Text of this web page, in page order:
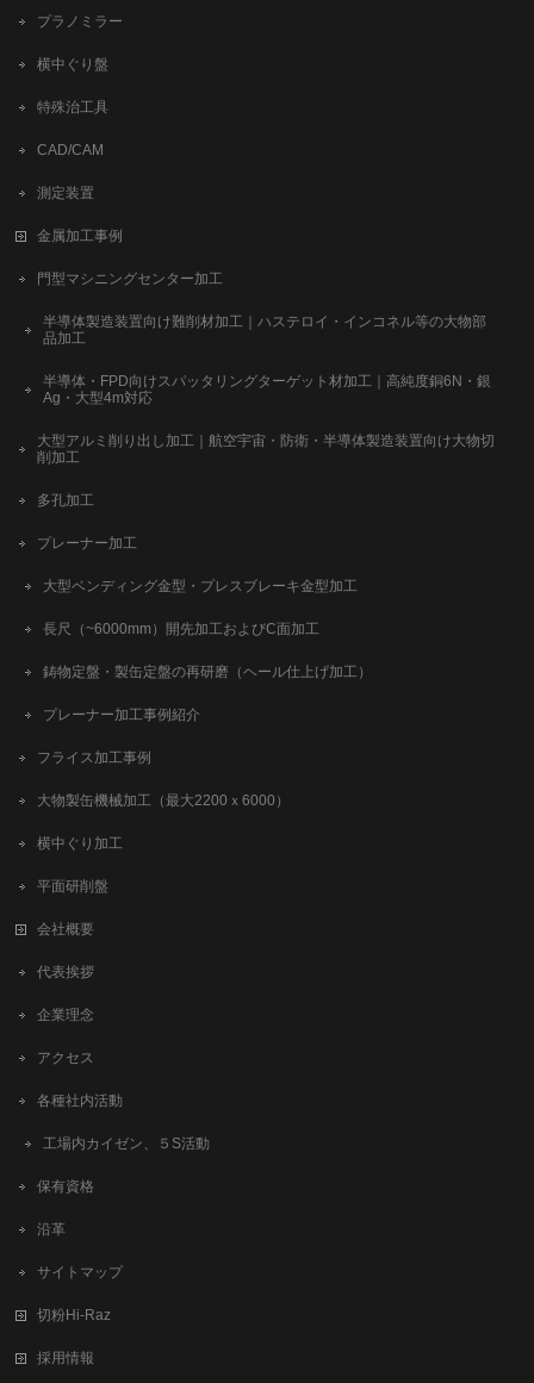
プラノミラー
横中ぐり盤
特殊治工具
CAD/CAM
測定装置
金属加工事例
門型マシニングセンター加工
半導体製造装置向け難削材加工｜ハステロイ・インコネル等の大物部
品加工
半導体・FPD向けスパッタリングターゲット材加工｜高純度銅6N・銀
Ag・大型4m対応
大型アルミ削り出し加工｜航空宇宙・防衛・半導体製造装置向け大物切
削加工
多孔加工
プレーナー加工
大型ベンディング金型・プレスブレーキ金型加工
長尺（~6000mm）開先加工およびC面加工
鋳物定盤・製缶定盤の再研磨（ヘール仕上げ加工）
プレーナー加工事例紹介
フライス加工事例
大物製缶機械加工（最大2200ｘ6000）
横中ぐり加工
平面研削盤
会社概要
代表挨拶
企業理念
アクセス
各種社内活動
工場内カイゼン、５S活動
保有資格
沿革
サイトマップ
切粉Hi-Raz
採用情報